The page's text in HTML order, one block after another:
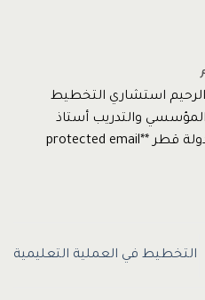
استشاري التخطيط
المؤسسي والتدريب أستاذ
مشارك – كلية المجتمع – دولة قطر *protected email*
التخطيط في العملية التعليمية